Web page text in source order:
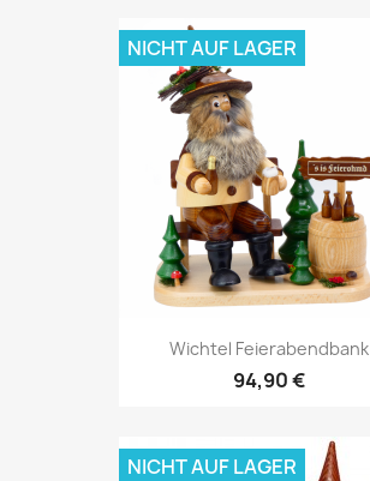
Wichtel Feierabendbank
94,90 €
NICHT AUF LAGER
NICHT AUF LAGER